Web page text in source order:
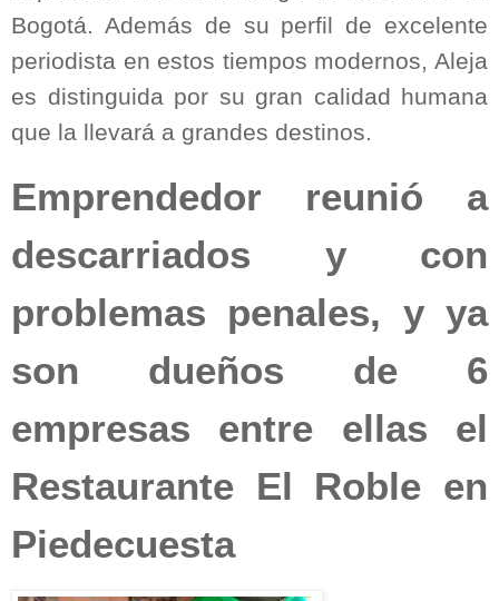
Bogotá. Además de su perfil de excelente
periodista en estos tiempos modernos, Aleja
es distinguida por su gran calidad humana
que la llevará a grandes destinos.
Emprendedor reunió a
descarriados y con
problemas penales, y ya
son dueños de 6
empresas entre ellas el
Restaurante El Roble en
Piedecuesta